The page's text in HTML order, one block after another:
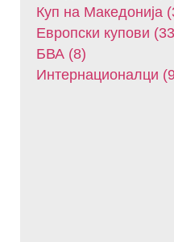
Куп на Македонија
Европски купови
БВА (8)
Интернационалци